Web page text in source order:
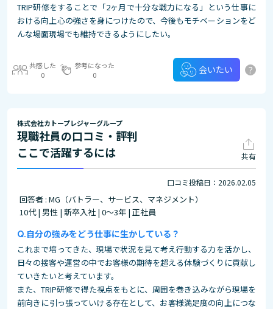
TRIP研修をすることで「2ヶ月で十分な戦力になる」という仕事に
おける向上心の強さを身につけたので、今後もモチベーションをど
んな場面現場でも維持できるようにしたい。
共感した
0
参考になった
0
会いたい ?
株式会社カトープレジャーグループ
現職社員の口コミ・評判
ここで活躍するには
共有
口コミ投稿日：2026.02.05
回答者 : MG（バトラー、サービス、マネジメント）
10代 | 男性 | 新卒入社 | 0～3年 | 正社員
自分の強みをどう仕事に生かしている？
これまで培ってきた、現場で状況を見て考え行動する力を活かし、
日々の接客や運営の中でお客様の期待を超える体験づくりに貢献し
ていきたいと考えています。
また、TRIP研修で得た視点をもとに、周囲を巻き込みながら現場を
前向きに引っ張っていける存在として、お客様満足度の向上につな